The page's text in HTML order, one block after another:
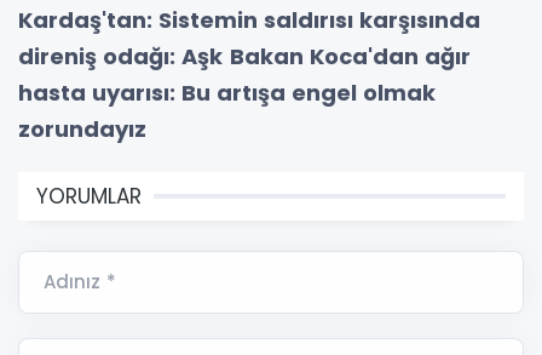
Kardaş'tan: Sistemin saldırısı karşısında
direniş odağı: Aşk Bakan Koca'dan ağır
hasta uyarısı: Bu artışa engel olmak
zorundayız
YORUMLAR
Adınız *